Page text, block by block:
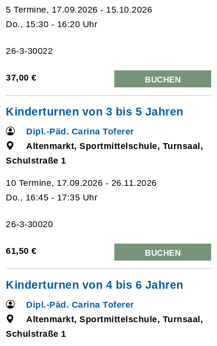
5 Termine, 17.09.2026 - 15.10.2026
Do., 15:30 - 16:20 Uhr
26-3-30022
37,00 € BUCHEN
Kinderturnen von 3 bis 5 Jahren
Dipl.-Päd. Carina Toferer
Altenmarkt, Sportmittelschule, Turnsaal,
Schulstraße 1
10 Termine, 17.09.2026 - 26.11.2026
Do., 16:45 - 17:35 Uhr
26-3-30020
61,50 € BUCHEN
Kinderturnen von 4 bis 6 Jahren
Dipl.-Päd. Carina Toferer
Altenmarkt, Sportmittelschule, Turnsaal,
Schulstraße 1